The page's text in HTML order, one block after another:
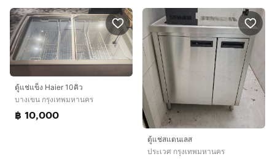
ตู้แช่แข็ง Haier 10คิว
บางเขน กรุงเทพมหานคร
฿ 10,000
ตู้แช่สแตนเลส
ประเวศ กรุงเทพมหานคร